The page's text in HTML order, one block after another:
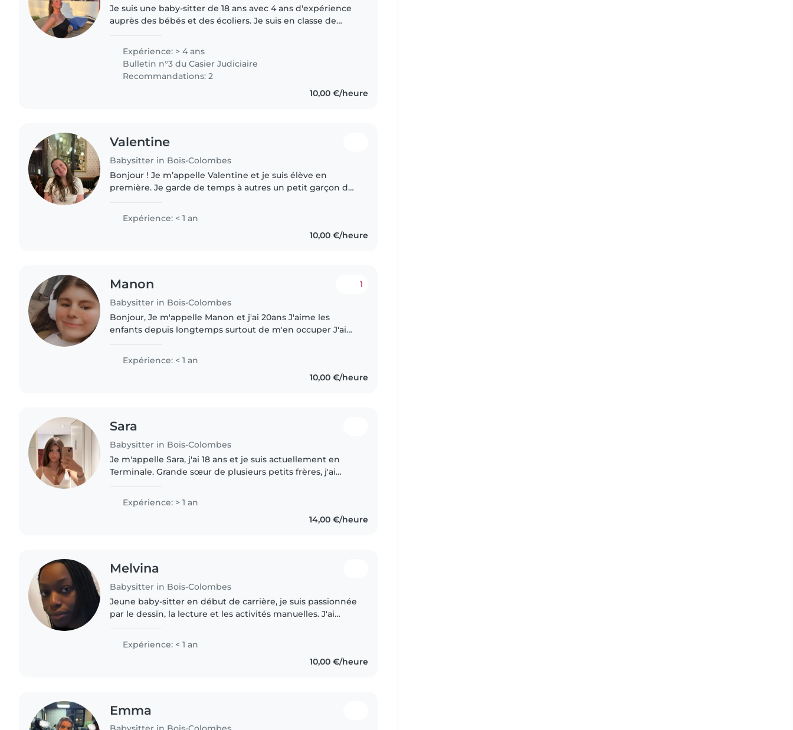
Je suis une baby-sitter de 18 ans avec 4 ans d'expérience
auprès des bébés et des écoliers. Je suis en classe de
m'occupe beaucoup...
Expérience: > 4 ans
Bulletin n°3 du Casier Judiciaire
Recommandations: 2
10,00 €/heure
Valentine
Babysitter in Bois-Colombes
Bonjour ! Je m’appelle Valentine et je suis élève en
première. Je garde de temps à autres un petit garçon de
J’aime apprendre..
Expérience: < 1 an
10,00 €/heure
Manon
Babysitter in Bois-Colombes
1
Bonjour, Je m'appelle Manon et j'ai 20ans J'aime les
enfants depuis longtemps surtout de m'en occuper J'ai
Pour vos enfants..
Expérience: < 1 an
10,00 €/heure
Sara
Babysitter in Bois-Colombes
Je m'appelle Sara, j'ai 18 ans et je suis actuellement en
Terminale. Grande sœur de plusieurs petits frères, j'ai
me donne..
Expérience: > 1 an
14,00 €/heure
Melvina
Babysitter in Bois-Colombes
Jeune baby-sitter en début de carrière, je suis passionnée
par le dessin, la lecture et les activités manuelles. J'ai
Expérience: < 1 an
10,00 €/heure
Emma